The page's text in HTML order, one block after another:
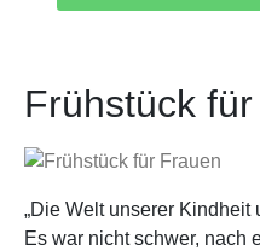
Frühstück
„Die Welt unserer Kindheit
Es war nicht schwer, nach